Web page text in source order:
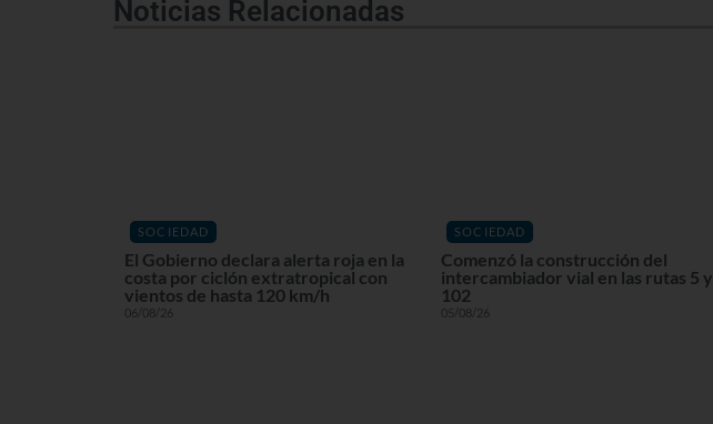
Noticias Relacionadas
SOCIEDAD
El Gobierno declara alerta roja en la
costa por ciclón extratropical con
vientos de hasta 120 km/h
06/08/26
SOCIEDAD
Comenzó la construcción del
intercambiador vial en las rutas 5 y
102
05/08/26